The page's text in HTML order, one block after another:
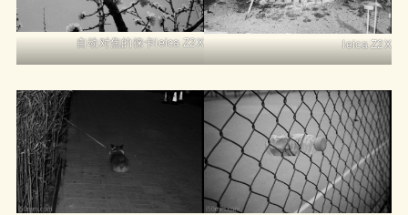
自动对焦的徕卡leica Z2X leica Z2X